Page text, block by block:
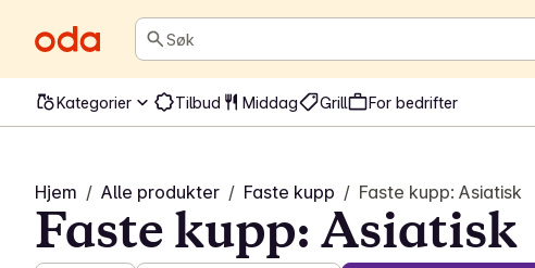
Søk
Kategorier Tilbud Middag Grill For bedrifter
Hjem / Alle produkter / Faste kupp / Faste kupp: Asiatisk
Faste kupp: Asiatisk